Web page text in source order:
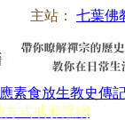
主站： 七葉佛
素食放生教史傳
方式戒邪淫網